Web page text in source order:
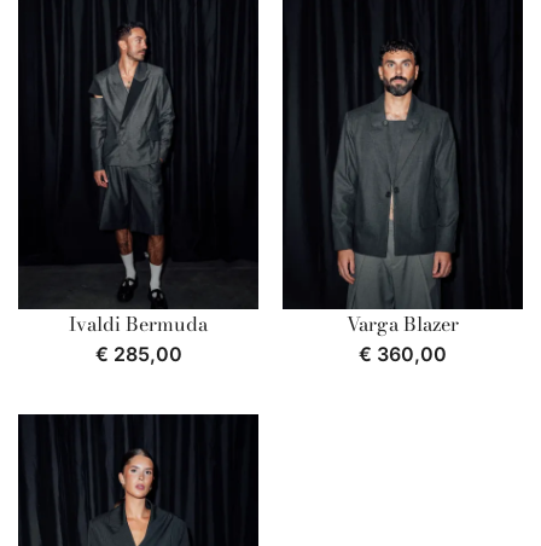
Ivaldi Bermuda
€ 285,00
Varga Blazer
€ 360,00